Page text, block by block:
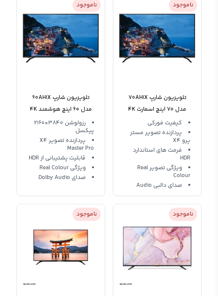
ناموجود
تلویزیون شارپ 70AH1X
مدل 70 اینچ اسمارت 4K
Ultra HD
کیفیت فورکی
پردازنده تصویر مستر
پرو X4
فرمت های استاندارد
HDR
ویژگی تصویر Real
Colour
صدای دالبی Audio
ناموجود
تلویزیون شارپ 60AH1X
مدل 60 اینچ هوشمند 4K
رزولوشن 3840×2160
پیکسل
پردازنده تصویر X4
Master Pro
قابلیت پشتیبانی از HDR
ویژگی Real Colour
صدای Dolby Audio
ناموجود ناموجود